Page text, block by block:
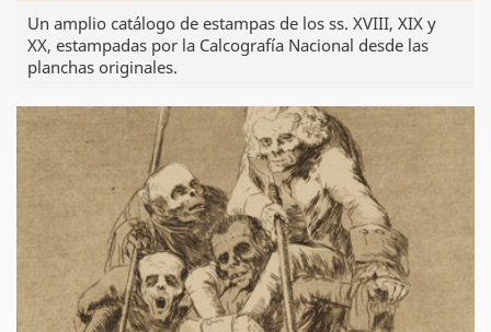
Un amplio catálogo de estampas de los ss. XVIII, XIX y
XX, estampadas por la Calcografía Nacional desde las
planchas originales.